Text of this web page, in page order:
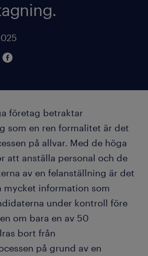
företag betraktar
som en ren formalitet är det
på allvar. Med de höga
att anställa personal och de
av en felanställning är det
information som
under kontroll före
om bara en av 50
bort från
på grund av en